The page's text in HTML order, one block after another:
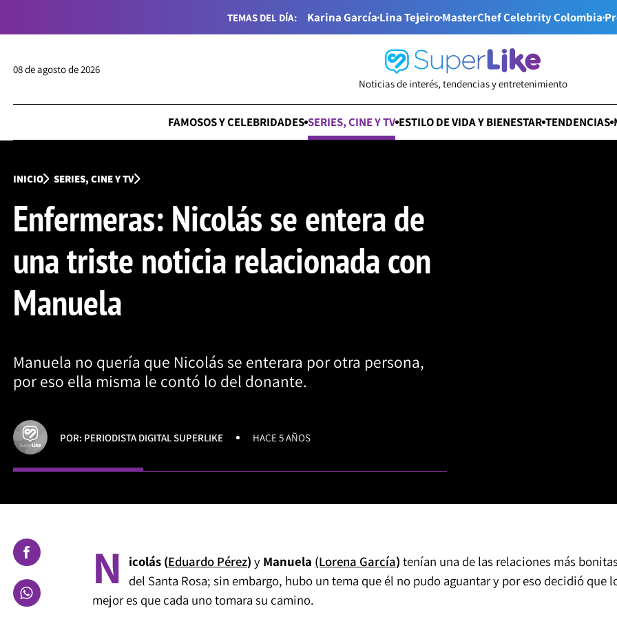
TEMAS DEL DÍA: Karina GarcíaLina TejeiroMasterChef Celebrity Colombia
08 de agosto de 2026
Noticias de interés, tendencias y entretenimiento
FAMOSOS Y CELEBRIDADES SERIES, CINE Y TV ESTILO DE VIDA Y BIENESTAR TENDENCIAS
INICIO SERIES, CINE Y TV
Enfermeras: Nicolás se entera de
una triste noticia relacionada con
Manuela
Manuela no quería que Nicolás se enterara por otra persona,
por eso ella misma le contó lo del donante.
POR: PERIODISTA DIGITAL SUPERLIKE HACE 5 AÑOS
N icolás (Eduardo Pérez) y Manuela (Lorena García) tenían una de las relaciones más
del Santa Rosa; sin embargo, hubo un tema que él no pudo aguantar y por eso decidió que
mejor es que cada uno tomara su camino.